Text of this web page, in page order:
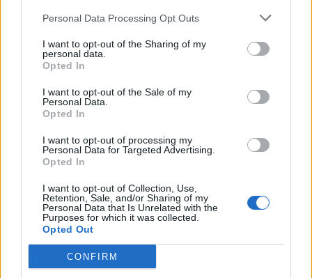
Personal Data Processing Opt Outs
I want to opt-out of the Sharing of my
personal data.
Opted In
I want to opt-out of the Sale of my
Personal Data.
Opted In
I want to opt-out of processing my
Personal Data for Targeted Advertising.
Opted In
I want to opt-out of Collection, Use,
Retention, Sale, and/or Sharing of my
Personal Data that Is Unrelated with the
Purposes for which it was collected.
Opted Out
CONFIRM
6 Ago 2026
Coppa Italia: gli accoppiamenti dei 16esimi di
5 Ago 2026